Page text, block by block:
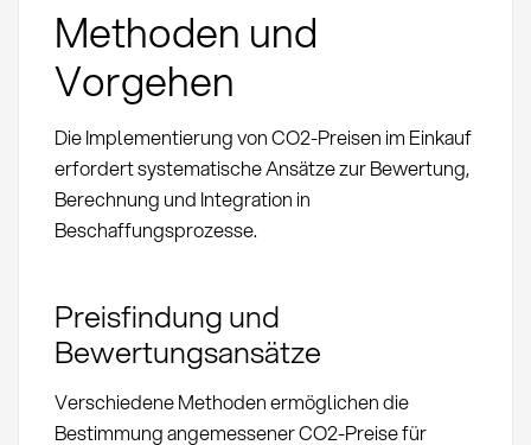
Methoden und
Vorgehen
Die Implementierung von CO2-Preisen im Einkauf
erfordert systematische Ansätze zur Bewertung,
Berechnung und Integration in
Beschaffungsprozesse.
Preisfindung und
Bewertungsansätze
Verschiedene Methoden ermöglichen die
Bestimmung angemessener CO2-Preise für